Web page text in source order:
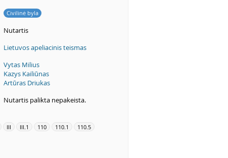
Civilinė byla
Nutartis
Lietuvos apeliacinis teismas
Vytas Milius
Kazys Kailiūnas
Artūras Driukas
Nutartis palikta nepakeista.
III III.1 110 110.1 110.5